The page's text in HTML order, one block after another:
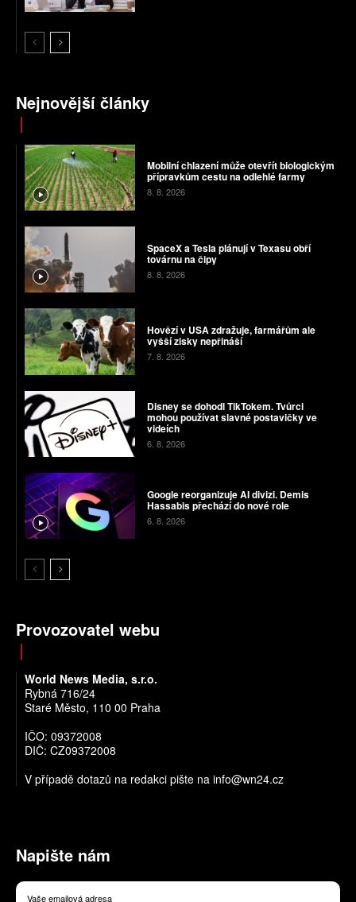
Nejnovější články
Mobilní chlazení může otevřít biologickým
přípravkům cestu na odlehlé farmy
8. 8. 2026
SpaceX a Tesla plánují v Texasu obří
továrnu na čipy
8. 8. 2026
Hovězí v USA zdražuje, farmářům ale
vyšší zisky nepřináší
7. 8. 2026
Disney se dohodl TikTokem. Tvůrci
mohou používat slavné postavičky ve
videích
6. 8. 2026
Google reorganizuje AI divizi. Demis
Hassabis přechází do nové role
6. 8. 2026
Provozovatel webu
World News Media, s.r.o.
Rybná 716/24
Staré Město, 110 00 Praha
IČO: 09372008
DIČ: CZ09372008
V případě dotazů na redakci pište na info@wn24.cz
Napište nám